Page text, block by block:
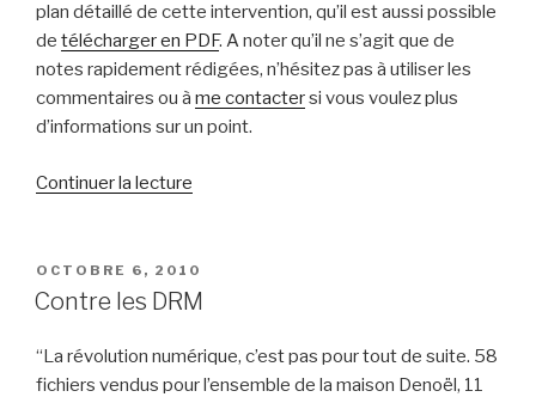
plan détaillé de cette intervention, qu’il est aussi possible
de télécharger en PDF. A noter qu’il ne s’agit que de
notes rapidement rédigées, n’hésitez pas à utiliser les
commentaires ou à me contactersi vous voulez plus
d’informations sur un point.
Continuer la lecture
l’IUT
Métiers
livre
Saint-
PUBLIÉ
LE
OCTOBRE 6, 2010
Contre les DRM
La révolution numérique, c’est pas pour tout de suite. 58
fichiers vendus pour l’ensemble de la maison Denoël, 11